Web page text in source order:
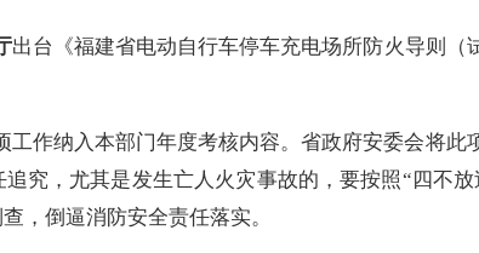
出台《福建省电动自行车停车充电场所防火导则
工作纳入本部门年度考核内容。省政府安委会将
究，尤其是发生亡人火灾事故的，要按照“四不
，倒逼消防安全责任落实。